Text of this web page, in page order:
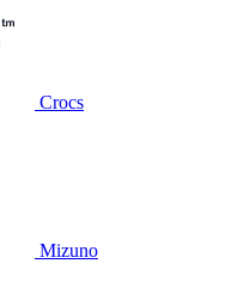
Crocs
Mizuno